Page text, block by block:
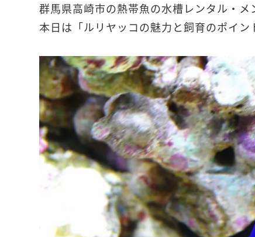
群馬県高崎市の熱帯魚の水槽レンタル・メ
本日は「ルリヤッコの魅力と飼育のポイン